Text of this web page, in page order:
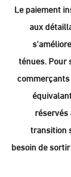
Le paiement
aux
ténues. Pour
transition
besoin de